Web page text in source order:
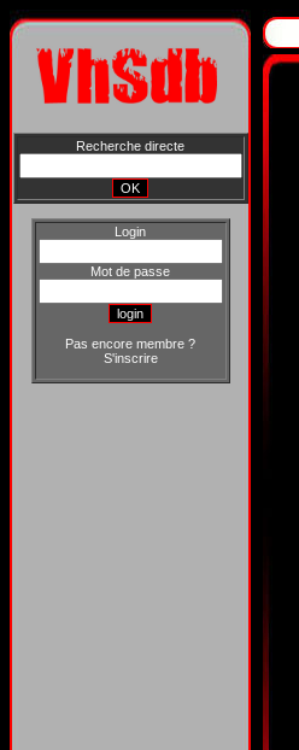
Recherche directe
Login
Mot de passe
Pas encore membre ?
S'inscrire